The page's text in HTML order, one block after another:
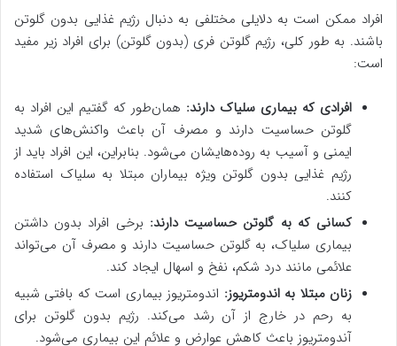
افراد ممکن است به دلایلی مختلفی به دنبال رژیم غذایی بدون گلوتن
باشند. به طور کلی، رژیم گلوتن فری (بدون گلوتن) برای افراد زیر مفید
است:
افرادی که بیماری سلیاک دارند: همان‌طور که گفتیم این افراد به
گلوتن حساسیت دارند و مصرف آن باعث واکنش‌های شدید
ایمنی و آسیب به روده‌هایشان می‌شود. بنابراین، این افراد باید از
رژیم غذایی بدون گلوتن ویژه بیماران مبتلا به سلیاک استفاده
کنند.
کسانی که به گلوتن حساسیت دارند: برخی افراد بدون داشتن
بیماری سلیاک، به گلوتن حساسیت دارند و مصرف آن می‌تواند
علائمی مانند درد شکم، نفخ و اسهال ایجاد کند.
زنان مبتلا به اندومتریوز: اندومتریوز بیماری است که بافتی شبیه
به رحم در خارج از آن رشد می‌کند. رژیم بدون گلوتن برای
آندومتریوز باعث کاهش عوارض و علائم این بیماری می‌شود.